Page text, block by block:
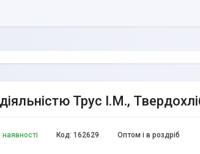
Трус І.М.,
наявності Оптом і в роздріб
Код: 162629